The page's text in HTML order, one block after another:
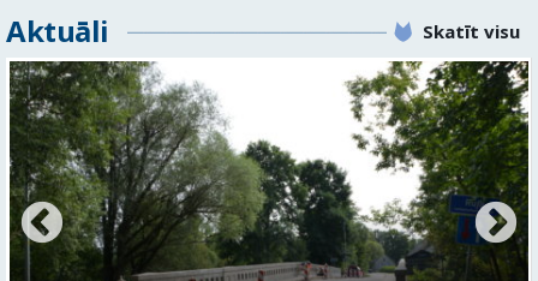
Aktuāli Skatīt visu